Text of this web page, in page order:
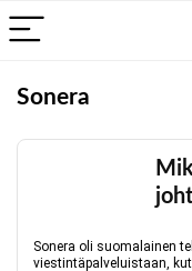
Sonera
Sonera oli suomalainen
viestintäpalveluistaan,